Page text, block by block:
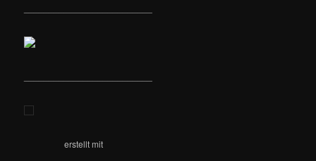
erstellt mit